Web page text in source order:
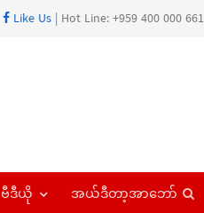
Like Us | Hot Line: +959 400 000 661
ဗီဒီယို အယ်ဒီတာ့အာဘော်